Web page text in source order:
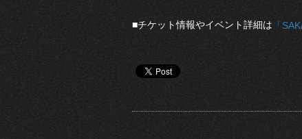
■チケット情報やイベント詳細は 「